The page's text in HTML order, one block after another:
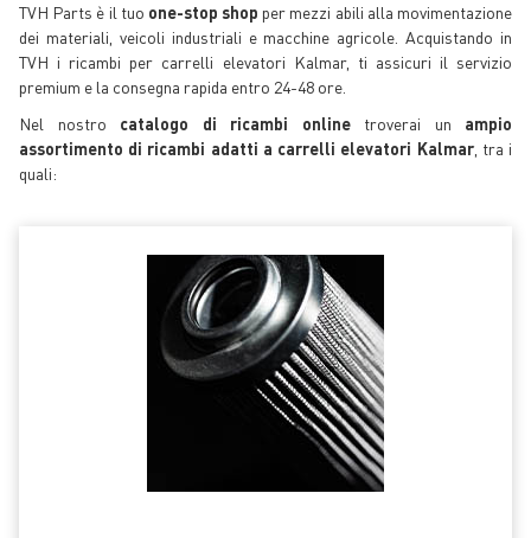
TVH Parts è il tuo one-stop shop per mezzi abili alla movimentazione
dei materiali, veicoli industriali e macchine agricole. Acquistando in
TVH i ricambi per carrelli elevatori Kalmar, ti assicuri il servizio
premium e la consegna rapida entro 24-48 ore.
Nel nostro catalogo di ricambi onlinetroverai un ampio
assortimento di ricambi adatti a carrelli elevatori Kalmar, tra i
quali: